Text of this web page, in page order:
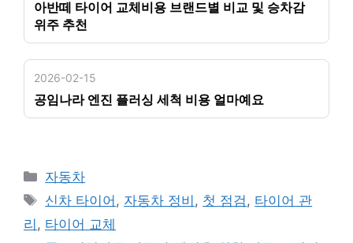
아반떼 타이어 교체비용 브랜드별 비교 및 승차감
위주 추천
2026-02-15
공임나라 엔진 플러싱 세척 비용 얼마예요
카
테
리
자동차
태
그
신차 타이어 , 자동차 정비 , 첫 점검, 타이어 관
리 , 타이어 교체